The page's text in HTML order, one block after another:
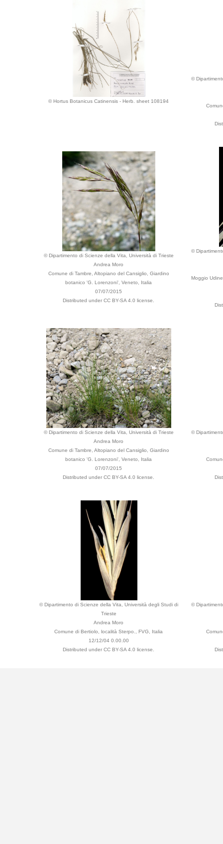
© Hortus Botanicus Catinensis - Herb. sheet 108194
©
© Dipartimento di Scienze della Vita, Università di Trieste
Andrea Moro
Comune di Tambre, Altopiano del Cansiglio, Giardino
botanico 'G. Lorenzoni', Veneto, Italia
07/07/2015
Distributed under CC BY-SA 4.0 license.
©
Moggio
© Dipartimento di Scienze della Vita, Università di Trieste
Andrea Moro
Comune di Tambre, Altopiano del Cansiglio, Giardino
botanico 'G. Lorenzoni', Veneto, Italia
07/07/2015
Distributed under CC BY-SA 4.0 license.
©
© Dipartimento di Scienze della Vita, Università degli Studi di
Trieste
Andrea Moro
Comune di Bertiolo, località Sterpo., FVG, Italia
12/12/04 0.00.00
Distributed under CC BY-SA 4.0 license.
©